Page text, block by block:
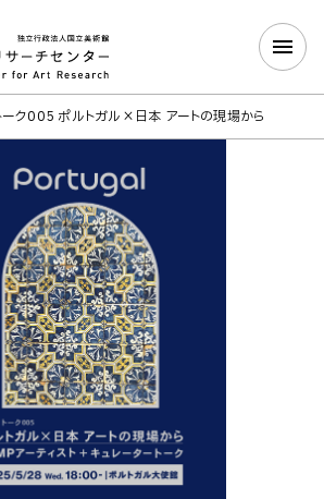
ーク005 ポルトガル×日本 アートの現場から